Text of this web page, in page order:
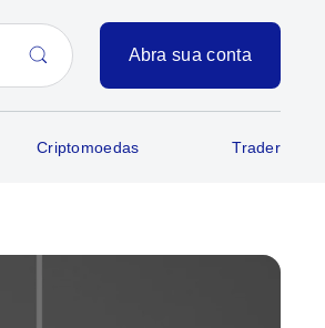
Abra sua conta
Criptomoedas Trader